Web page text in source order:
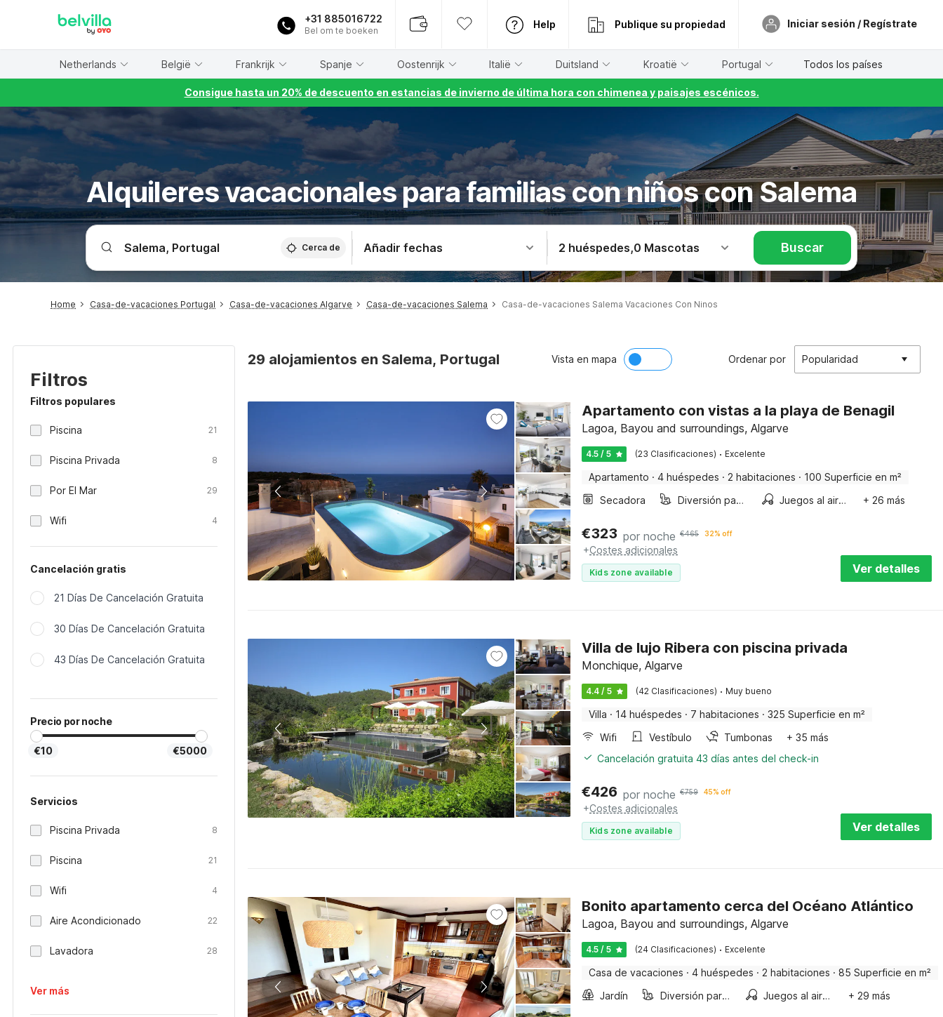
+31 885016722
Bel om te boeken
Help Publique su propiedad Iniciar sesión / Regístrate
Netherlands België Frankrijk Spanje Oostenrijk Italië Duitsland Kroatië Portugal Todos los países
Consigue hasta un 20% de descuento en estancias de invierno de última hora con chimenea y paisajes escénicos.
Alquileres vacacionales para familias con niños con Salema
Cerca de Añadir fechas 2 huéspedes,0 Mascotas Buscar
Home Casa-de-vacaciones Portugal Casa-de-vacaciones Algarve Casa-de-vacaciones Salema Casa-de-vacaciones Salema Vacaciones Con Ninos
Filtros
Filtros populares
Piscina 21
Piscina Privada 8
Por El Mar 29
Wifi 4
Cancelación gratis
21 Días De Cancelación Gratuita
30 Días De Cancelación Gratuita
43 Días De Cancelación Gratuita
Precio por noche
€10 €5000
Servicios
Piscina Privada 8
Piscina 21
Wifi 4
Aire Acondicionado 22
Lavadora 28
Ver más
29 alojamientos en Salema, Portugal Vista en mapa Ordenar por Popularidad
Apartamento con vistas a la playa de Benagil
Lagoa, Bayou and surroundings, Algarve
4.5 / 5 (23 Clasificaciones) · Excelente
Apartamento · 4 huéspedes · 2 habitaciones · 100 Superficie en m²
Secadora
Diversión para niños Juegos al aire libre + 26 más
€323 por noche €465 32% off
+Costes adicionales
Kids zone available Ver detalles
Villa de lujo Ribera con piscina privada
Monchique, Algarve
4.4 / 5 (42 Clasificaciones) · Muy bueno
Villa · 14 huéspedes · 7 habitaciones · 325 Superficie en m²
Wifi
Vestíbulo Tumbonas
+ 35 más
Cancelación gratuita 43 días antes del check-in
€426 por noche €759 45% off
+Costes adicionales
Kids zone available Ver detalles
Bonito apartamento cerca del Océano Atlántico
Lagoa, Bayou and surroundings, Algarve
4.5 / 5 (24 Clasificaciones) · Excelente
Casa de vacaciones · 4 huéspedes · 2 habitaciones · 85 Superficie en m²
Jardín
Diversión para niños Juegos al aire libre + 29 más